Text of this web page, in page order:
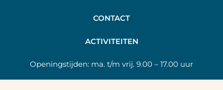
CONTACT
ACTIVITEITEN
Openingstijden: ma. t/m vrij. 9.00 – 17.00 uur